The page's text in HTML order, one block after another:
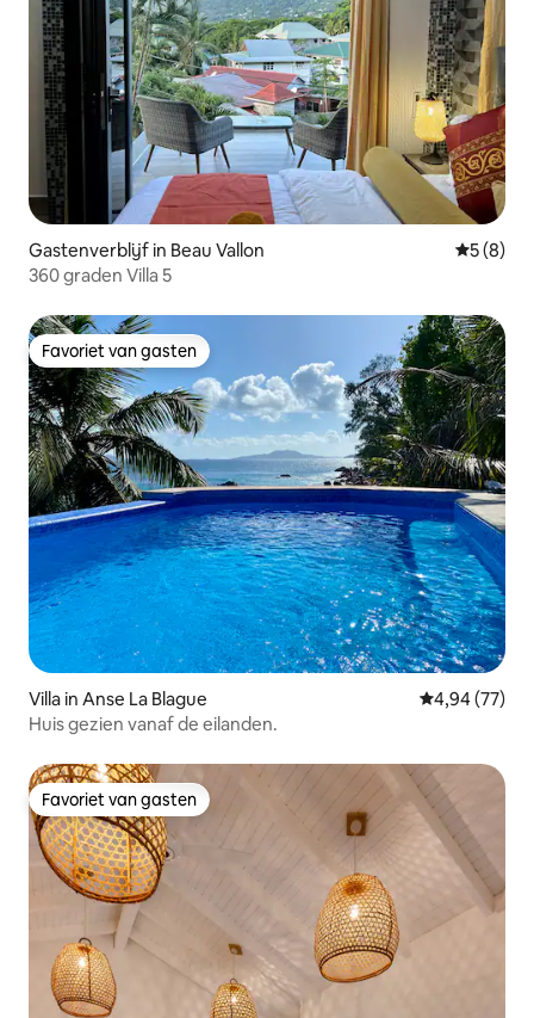
Gastenverblijf in Beau Vallon
5 (8)
360 graden Villa 5
Favoriet van gasten
Favoriet van gasten
Villa in Anse La Blague Gemiddelde
4,94 (77)
Huis gezien vanaf de eilanden.
Favoriet van gasten
Favoriet van gasten